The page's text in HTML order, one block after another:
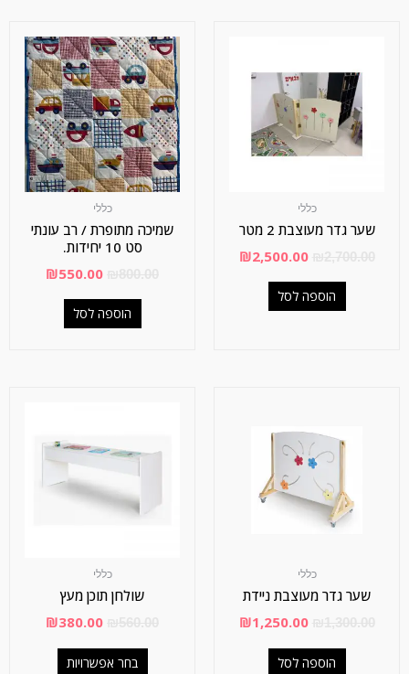
כללי
שער גדר מעוצבת 2 מטר
₪2,500.00
הוספה לסל
כללי
שער גדר מעוצבת ניידת
₪1,250.00
הוספה לסל
כללי
שולחן תוכן מעץ
₪380.00
בחר אפשרויות
כללי
שמיכה מתופרת / רב עונתי
סט 10 יחידות.
₪550.00
הוספה לסל